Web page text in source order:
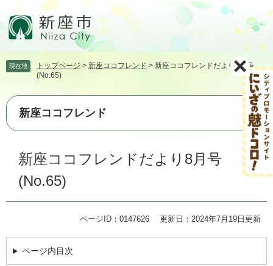
頭
す。
飛
て
本
現在地 トップページ > 新座ココフレンド > 新座ココフレンドだより8月号
(No.65)
新座ココフレンド
新座ココフレンドだより8月号
(No.65)
ページID：0147626 更新日：2024年7月19日更新
ページ内目次